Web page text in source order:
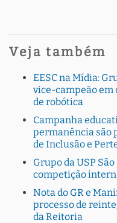
Veja também
EESC na Mídia:
vice-campeão
de robótica
Campanha
permanência são
de Inclusão e
Grupo da USP
competição
Nota do GR e
processo de
da Reitoria